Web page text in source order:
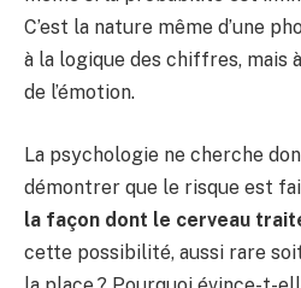
C’est la nature même d’une
à la logique des chiffres, mais
de l’émotion.
La psychologie ne cherche
démontrer que le risque est
la façon dont le cerveau
cette possibilité, aussi rare